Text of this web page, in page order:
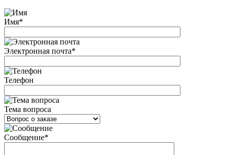
Имя*
Электронная почта*
Телефон
Тема вопроса
Сообщение*